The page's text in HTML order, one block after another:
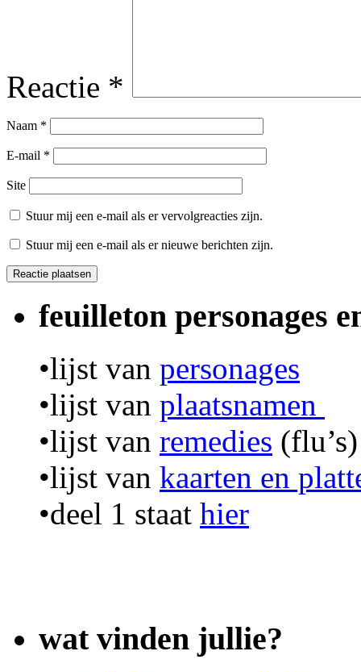
Reactie *
Naam *
E-mail *
Site
Stuur mij een e-mail als er vervolgreacties zijn.
Stuur mij een e-mail als er nieuwe berichten zijn.
feuilleton personages
•lijst van personages
•lijst van plaatsnamen
•lijst van remedies (flu’s)
•lijst van kaarten en
•deel 1 staat hier
wat vinden jullie?